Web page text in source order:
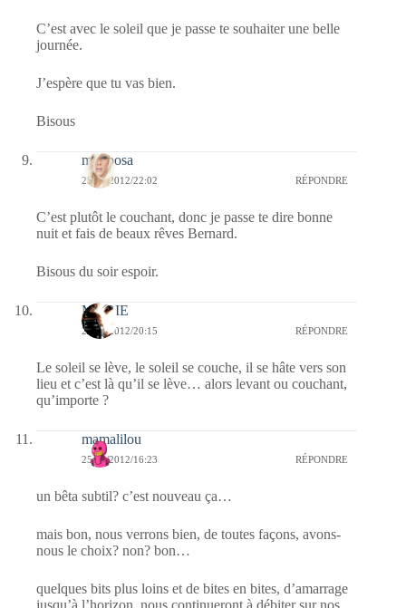
C’est avec le soleil que je passe te souhaiter une belle
journée.
J’espère que tu vas bien.
Bisous
mariposa
25/06/2012/22:02 RÉPONDRE
C’est plutôt le couchant, donc je passe te dire bonne
nuit et fais de beaux rêves Bernard.
Bisous du soir espoir.
MARIE
25/06/2012/20:15 RÉPONDRE
Le soleil se lève, le soleil se couche, il se hâte vers son
lieu et c’est là qu’il se lève… alors levant ou couchant,
qu’importe ?
mamalilou
25/06/2012/16:23 RÉPONDRE
un bêta subtil? c’est nouveau ça…
mais bon, nous verrons bien, de toutes façons, avons-
nous le choix? non? bon…
quelques bits plus loins et de bites en bites, d’amarrage
jusqu’à l’horizon, nous continueront à débiter sur nos